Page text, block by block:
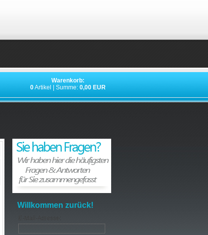
Warenkorb:
0Artikel | Summe: 0,00 EUR
Willkommen zurück!
E-Mail-Adresse: